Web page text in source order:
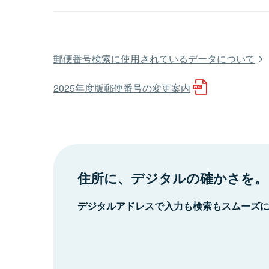
郵便番号検索に使用されているデータについて
2025年度版郵便番号の変更案内
住所に、デジタルの確かさを。
デジタルアドレスで入力も検索もスムーズ